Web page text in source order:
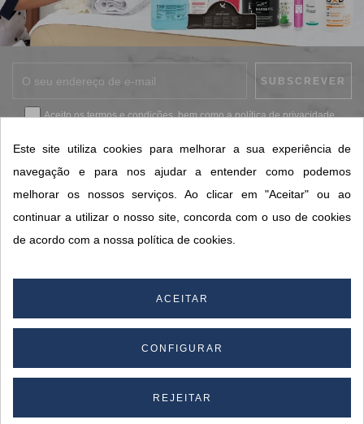
Aceito ostermos e condições, bem como apolítica de privacidade.
CONTACTOS SORISA
Este site utiliza cookies para melhorar a sua experiência de
navegação e para nos ajudar a entender como podemos
melhorar os nossos serviços. Ao clicar em "Aceitar" ou ao
continuar a utilizar o nosso site, concorda com o uso de cookies
de acordo com a nossa política de cookies.
ACEITAR
CONFIGURAR
REJEITAR